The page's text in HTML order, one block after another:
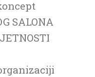
SALONA